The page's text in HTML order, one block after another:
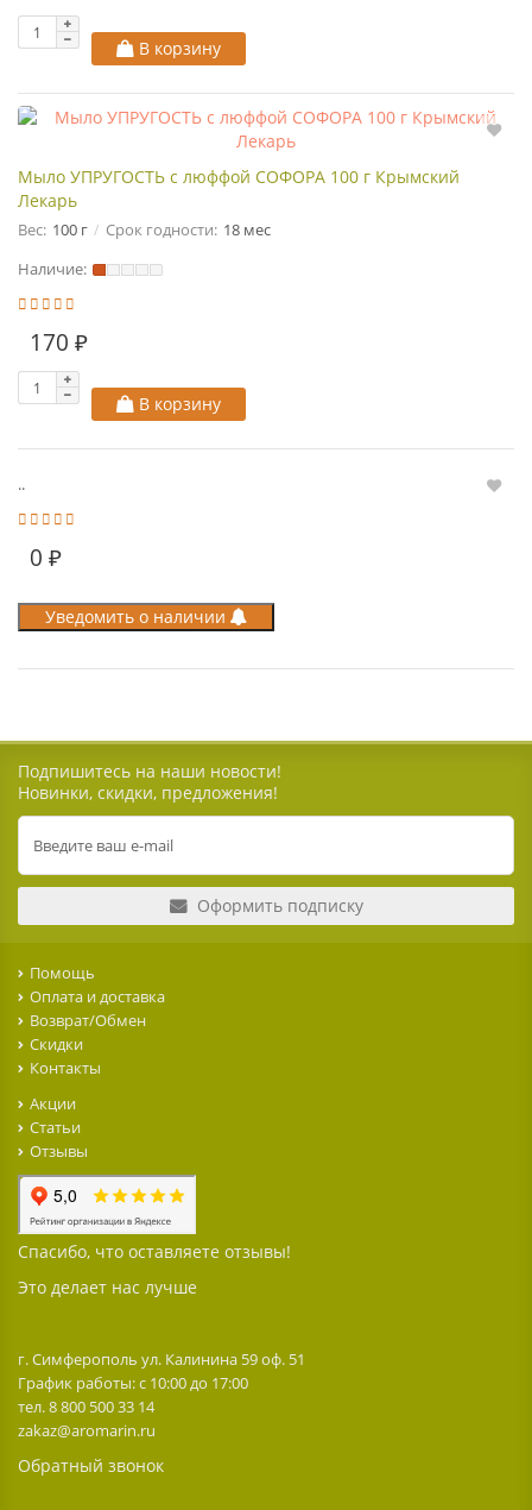
В корзину
Мыло УПРУГОСТЬ с люффой СОФОРА 100 г Крымский
Лекарь
Вес: 100 г Срок годности: 18 мес
Наличие:
170 ₽
В корзину
..
0 ₽
Уведомить о наличии
Подпишитесь на наши новости!
Новинки, скидки, предложения!
Оформить подписку
Помощь
Оплата и доставка
Возврат/Обмен
Скидки
Контакты
Акции
Статьи
Отзывы
Спасибо, что оставляете отзывы!
Это делает нас лучше
г. Симферополь ул. Калинина 59 оф. 51
График работы: с 10:00 до 17:00
тел. 8 800 500 33 14
zakaz@aromarin.ru
Обратный звонок